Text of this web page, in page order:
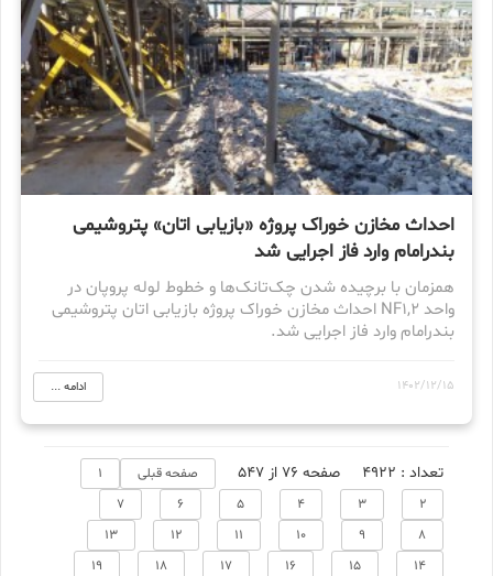
احداث مخازن خوراک پروژه «بازیابی اتان» پتروشیمی
بندرامام وارد فاز اجرایی شد
همزمان با برچیده شدن چک‌تانک‌ها و خطوط لوله پروپان در
واحد NF1,2 احداث مخازن خوراک پروژه بازیابی اتان پتروشیمی
بندرامام وارد فاز اجرایی شد.
1402/12/15 ادامه ...
تعداد : 4922 صفحه 76 از 547 صفحه قبلی
1
2
3
4
5
6
7
8
9
10
11
12
13
14
15
16
17
18
19